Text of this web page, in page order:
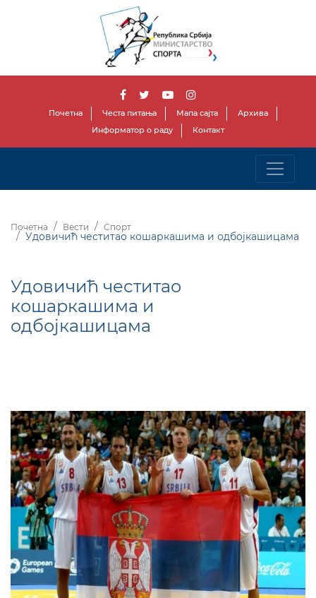
Почетна Честа питања Мапа сајта
Архива
Информатор о раду
Контакт
Почетна Вести Спорт
Удовичић честитао кошаркашима и одбојкашицама
Удовичић честитао
кошаркашима и
одбојкашицама